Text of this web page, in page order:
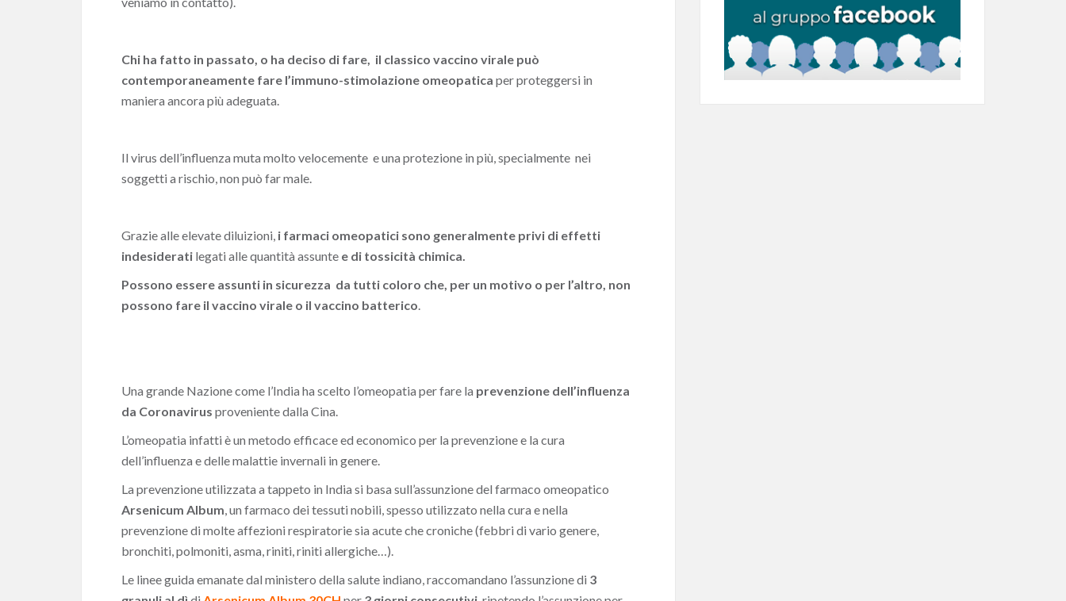
Chi ha fatto in passato, o ha deciso di fare, il classico vaccino virale può
contemporaneamente fare l’immuno-stimolazione omeopatica per proteggersi in
maniera ancora più adeguata.
Il virus dell’influenza muta molto velocemente e una protezione in più, specialmente nei
soggetti a rischio, non può far male.
Grazie alle elevate diluizioni, i farmaci omeopatici sono generalmente privi di effetti
indesiderati legati alle quantità assunte e di tossicità chimica.
Possono essere assunti in sicurezza da tutti coloro che, per un motivo o per l’altro, non
possono fare il vaccino virale o il vaccino batterico.
Una grande Nazione come l’India ha scelto l’omeopatia per fare la prevenzione dell’influenza
da Coronavirus proveniente dalla Cina.
L’omeopatia infatti è un metodo efficace ed economico per la prevenzione e la cura
dell’influenza e delle malattie invernali in genere.
La prevenzione utilizzata a tappeto in India si basa sull’assunzione del farmaco omeopatico
Arsenicum Album, un farmaco dei tessuti nobili, spesso utilizzato nella cura e nella
prevenzione di molte affezioni respiratorie sia acute che croniche (febbri di vario genere,
bronchiti, polmoniti, asma, riniti, riniti allergiche…).
Le linee guida emanate dal ministero della salute indiano, raccomandano l’assunzione di 3